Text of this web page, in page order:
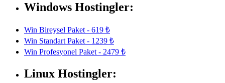
Windows Hostingler:
Win Bireysel Paket - 619 ₺
Win Standart Paket - 1239 ₺
Win Profesyonel Paket - 2479 ₺
Linux Hostingler: